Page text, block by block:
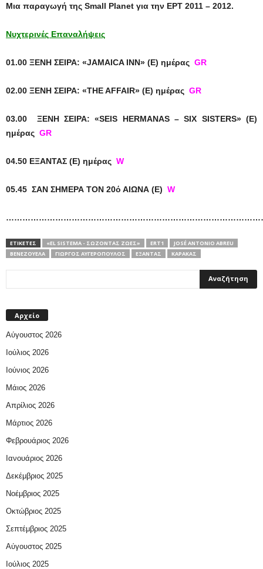
Μια παραγωγή της Small Planet για την ΕΡΤ 2011 – 2012.
Νυχτερινές Επαναλήψεις
01.00 ΞΕΝΗ ΣΕΙΡΑ: «JAMAICA INN» (E) ημέρας GR
02.00 ΞΕΝΗ ΣΕΙΡΑ: «THE AFFAIR» (E) ημέρας GR
03.00 ΞΕΝΗ ΣΕΙΡΑ: «SEIS HERMANAS – SIX SISTERS» (Ε)
ημέρας GR
04.50 ΕΞΑΝΤΑΣ (Ε) ημέρας W
05.45 ΣΑΝ ΣΗΜΕΡΑ ΤΟΝ 20ό ΑΙΩΝΑ (Ε) W
ΕΤΙΚΕΤΕΣ «EL SISTEMA - ΣΏΖΟΝΤΑΣ ΖΩΈΣ» ERT1
JOSÉ ANTONIO ABREU
ΒΕΝΕΖΟΥΈΛΑ
ΓΙΏΡΓΟΣ ΑΥΓΕΡΌΠΟΥΛΟΣ ΕΞΑΝΤΑΣ ΚΑΡΆΚΑΣ
Αρχείο
Αύγουστος 2026
Ιούλιος 2026
Ιούνιος 2026
Μάιος 2026
Απρίλιος 2026
Μάρτιος 2026
Φεβρουάριος 2026
Ιανουάριος 2026
Δεκέμβριος 2025
Νοέμβριος 2025
Οκτώβριος 2025
Σεπτέμβριος 2025
Αύγουστος 2025
Ιούλιος 2025